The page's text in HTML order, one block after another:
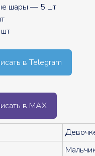
шары — 5 шт
в Telegram
в MAX